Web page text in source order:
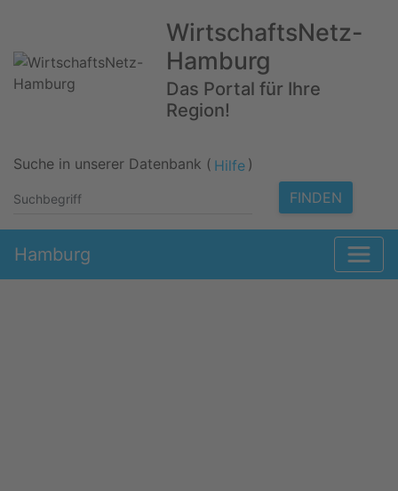
WirtschaftsNetz-
Hamburg
Das Portal für Ihre
Region!
Suche in unserer Datenbank ( Hilfe )
FINDEN
Hamburg